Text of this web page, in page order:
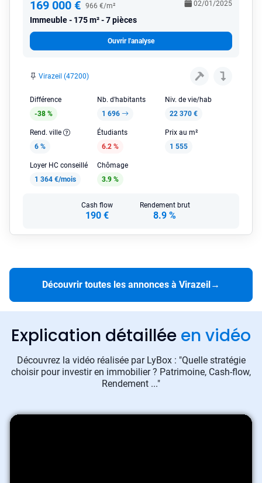
169 000 € 966 €/m²
Immeuble 175 m² - 7 pièces
02/01/2025
Ouvrir l'analyse
Virazeil (47200)
Différence
-38 %
Nb. d'habitants
1 696
Niv. de vie/hab
22 370 €
Rend. ville
6 %
Étudiants
6.2 %
Prix au m²
1 555
Loyer HC conseillé
1 364 €/mois
Chômage
3.9 %
Cash flow
190 €
Rendement brut
8.9 %
Découvrir toutes les annonces à Virazeil→
Explication détaillée en vidéo
Découvrez la vidéo réalisée par LyBox : "Quelle stratégie
choisir pour investir en immobilier ? Patrimoine, Cash-flow,
Rendement ..."